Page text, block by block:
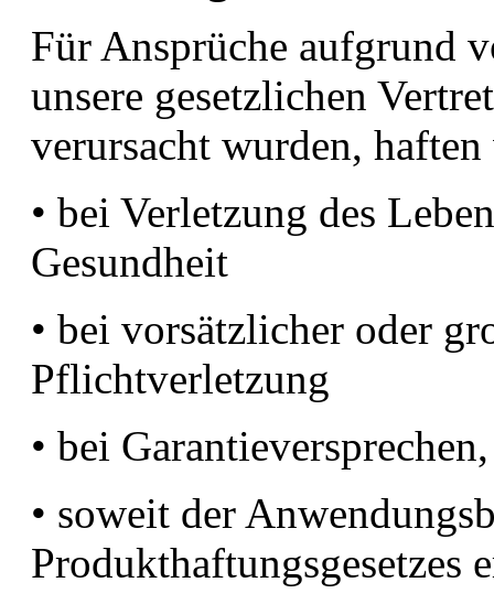
Für Ansprüche aufgrund
unsere gesetzlichen
verursacht wurden,
• bei Verletzung des
Gesundheit
• bei vorsätzlicher oder
Pflichtverletzung
• bei
• soweit der
Produkthaftungsgesetzes